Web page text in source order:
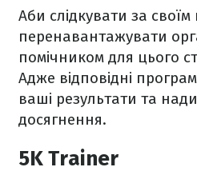
Аби слідкувати за
перенавантажувати
помічником для цього
Адже відповідні
ваші результати та
досягнення.
5K Trainer